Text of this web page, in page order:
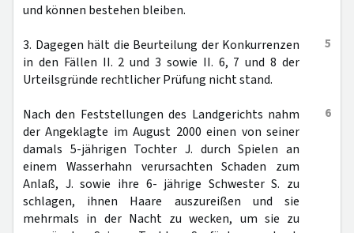
und können bestehen bleiben.
5
3. Dagegen hält die Beurteilung der Konkurrenzen
in den Fällen II. 2 und 3 sowie II. 6, 7 und 8 der
Urteilsgründe rechtlicher Prüfung nicht stand.
6
Nach den Feststellungen des Landgerichts nahm
der Angeklagte im August 2000 einen von seiner
damals 5-jährigen Tochter J. durch Spielen an
einem Wasserhahn verursachten Schaden zum
Anlaß, J. sowie ihre 6- jährige Schwester S. zu
schlagen, ihnen Haare auszureißen und sie
mehrmals in der Nacht zu wecken, um sie zu